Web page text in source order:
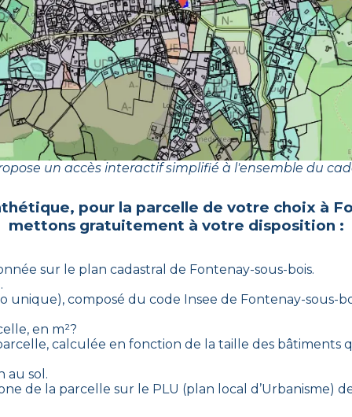
un accès interactif simplifié à l'ensemble du
pour la parcelle de votre choix à
mettons gratuitement à votre disposition :
sur le plan cadastral de Fontenay-sous-bois.
unique), composé du code Insee de Fontenay-sous-
en m²?
calculée en fonction de la taille des bâtiments
au sol.
de la parcelle sur le PLU (plan local d’Urbanisme)